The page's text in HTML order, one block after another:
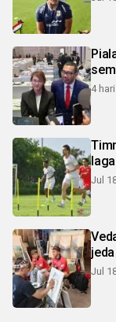
4
Jul
Jul